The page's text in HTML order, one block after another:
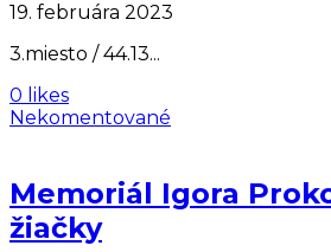
19. februára 2023
3.miesto / 44.13...
0 likes
Nekomentované
Memoriál Igora
žiačky